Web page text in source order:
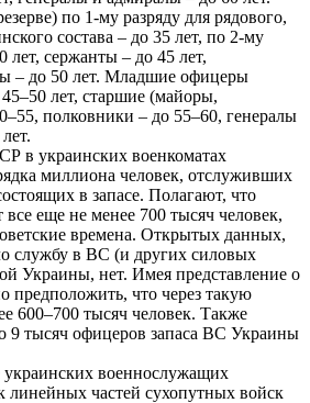
по 1-му разряду для рядового,
состава – до 35 лет, по 2-му
лет, сержанты – до 45 лет,
– до 50 лет. Младшие офицеры
лет, старшие (майоры,
полковники – до 55–60, генералы
в украинских военкоматах
миллиона человек, отслуживших
в запасе. Полагают, что
все еще не менее 700 тысяч человек,
времена. Открытых данных,
службу в ВС (и других силовых
Украины, нет. Имея представление о
предположить, что через такую
600–700 тысяч человек. Также
9 тысяч офицеров запаса ВС Украины
украинских военнослужащих
линейных частей сухопутных войск